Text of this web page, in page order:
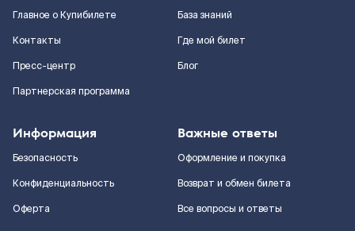
Главное о Купибилете
Контакты
Пресс-центр
Партнерская программа
База знаний
Где мой билет
Блог
Информация
Безопасность
Конфиденциальность
Оферта
Важные ответы
Оформление и покупка
Возврат и обмен билета
Все вопросы и ответы